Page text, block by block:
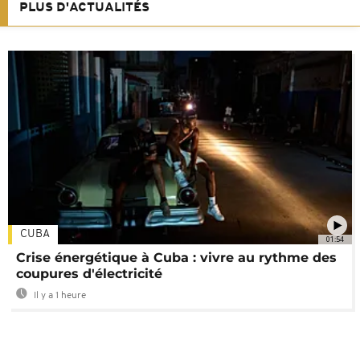
PLUS D'ACTUALITÉS
01:54
CUBA
Crise énergétique à Cuba : vivre au rythme des
coupures d'électricité
Il y a 1 heure